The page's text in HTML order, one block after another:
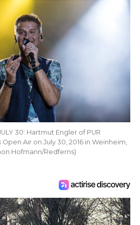
30: Hartmut Engler of PUR
Air on July 30, 2016 in Weinheim,
Hofmann/Redferns)